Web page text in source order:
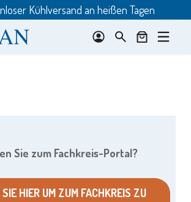
Kühlversand an heißen Tagen
Sie zum Fachkreis-Portal?
HIER UM ZUM FACHKREIS ZU